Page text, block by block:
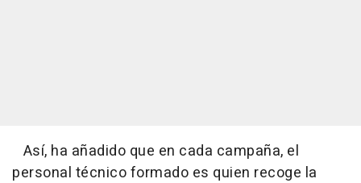
Así, ha añadido que en cada campaña, el
personal técnico formado es quien recoge la